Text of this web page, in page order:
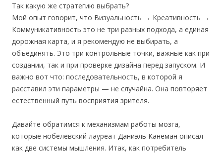
Так какую же стратегию выбрать?
Мой опыт говорит, что Визуальность → Креативность →
Коммуникативность это не три разных подхода, а единая
дорожная карта, и я рекомендую не выбирать, а
объединять. Это три контрольные точки, важные как при
создании, так и при проверке дизайна перед запуском. И
важно вот что: последовательность, в которой я
расставил эти параметры — не случайна. Она повторяет
естественный путь восприятия зрителя.
Давайте обратимся к механизмам работы мозга,
которые нобелевский лауреат Даниэль Канеман описал
как две системы мышления. Итак, как потребитель